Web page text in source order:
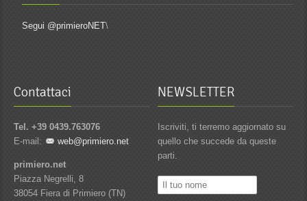
Segui @primieroNET\
Contattaci
Tel. +39 0439.763076
E-mail:
web@primiero.net
primiero.net
Piazza Negrelli, 8
38054 Fiera di Primiero (TN)
NEWSLETTER
Iscriviti, ti terremo aggiornato su
quello che succede da queste
parti.